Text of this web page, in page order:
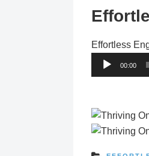
Effortless
Audio
Player
00:00